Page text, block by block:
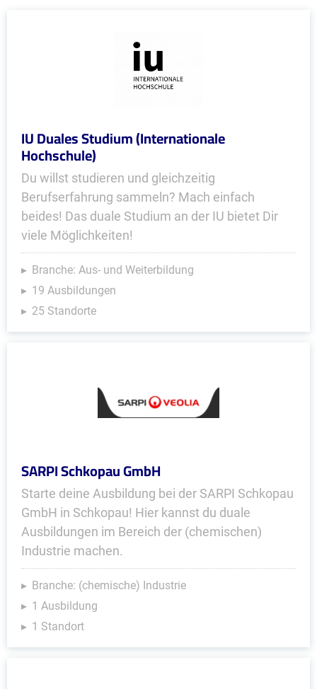
IU Duales Studium (Internationale
Hochschule)
Du willst studieren und gleichzeitig
Berufserfahrung sammeln? Mach einfach
beides! Das duale Studium an der IU bietet Dir
viele Möglichkeiten!
Branche: Aus- und Weiterbildung
19 Ausbildungen
25 Standorte
SARPI Schkopau GmbH
Starte deine Ausbildung bei der SARPI Schkopau
GmbH in Schkopau! Hier kannst du duale
Ausbildungen im Bereich der (chemischen)
Industrie machen.
Branche: (chemische) Industrie
1 Ausbildung
1 Standort